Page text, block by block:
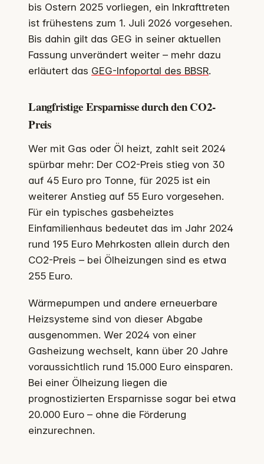
bis Ostern 2025 vorliegen, ein Inkrafttreten
ist frühestens zum 1. Juli 2026 vorgesehen.
Bis dahin gilt das GEG in seiner aktuellen
Fassung unverändert weiter – mehr dazu
erläutert das GEG-Infoportal des BBSR.
Langfristige Ersparnisse durch den CO2-
Preis
Wer mit Gas oder Öl heizt, zahlt seit 2024
spürbar mehr: Der CO2-Preis stieg von 30
auf 45 Euro pro Tonne, für 2025 ist ein
weiterer Anstieg auf 55 Euro vorgesehen.
Für ein typisches gasbeheiztes
Einfamilienhaus bedeutet das im Jahr 2024
rund 195 Euro Mehrkosten allein durch den
CO2-Preis – bei Ölheizungen sind es etwa
255 Euro.
Wärmepumpen und andere erneuerbare
Heizsysteme sind von dieser Abgabe
ausgenommen. Wer 2024 von einer
Gasheizung wechselt, kann über 20 Jahre
voraussichtlich rund 15.000 Euro einsparen.
Bei einer Ölheizung liegen die
prognostizierten Ersparnisse sogar bei etwa
20.000 Euro – ohne die Förderung
einzurechnen.